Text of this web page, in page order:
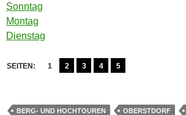
Sonntag
Montag
Dienstag
SEITEN: 1 2 3 4 5
BERG- UND HOCHTOUREN OBERSTDORF